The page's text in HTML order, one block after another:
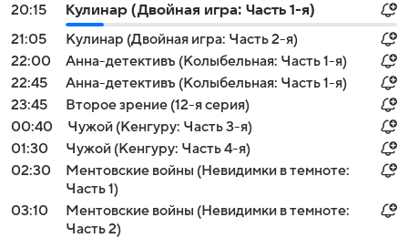
20:15
Кулинар (Двойная игра: Часть 1-я)
21:05
Кулинар (Двойная игра: Часть 2-я)
22:00
Анна-детективъ (Колыбельная: Часть 1-я)
22:45
Анна-детективъ (Колыбельная: Часть 1-я)
23:45
Второе зрение (12-я серия)
00:40
Чужой (Кенгуру: Часть 3-я)
01:30
Чужой (Кенгуру: Часть 4-я)
02:30
Ментовские войны (Невидимки в темноте:
Часть 1)
03:10
Ментовские войны (Невидимки в темноте:
Часть 2)